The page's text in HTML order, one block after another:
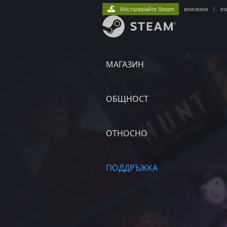
МАГАЗИН
ОБЩНОСТ
ОТНОСНО
ПОДДРЪЖКА
Инсталирайте Steam вписване